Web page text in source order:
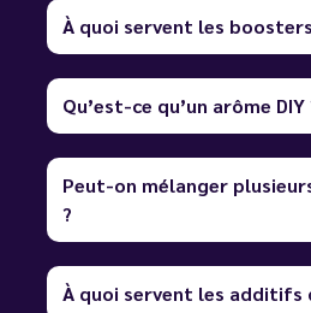
À quoi servent les
Qu’est-ce qu’un arôme DIY
Peut-on mélanger
?
À quoi servent les additifs